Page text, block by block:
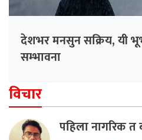
देशभर मनसुन सक्रिय, यी
सम्भावना
विचार
पहिला नागरिक त